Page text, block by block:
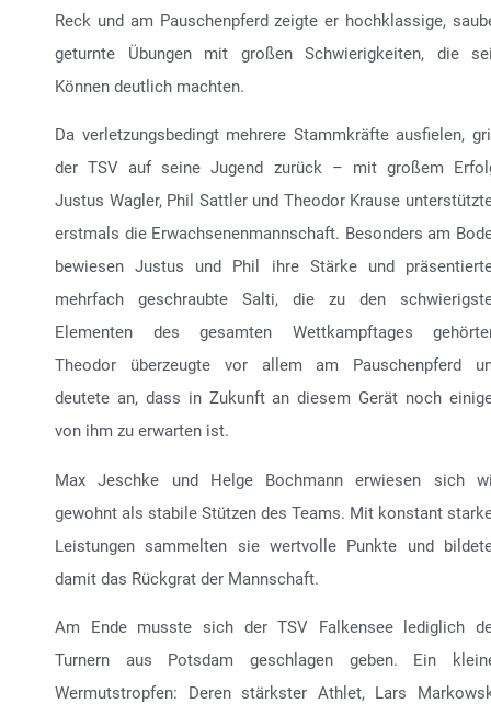
Reck und am Pauschenpferd zeigte er hochklassige,
geturnte Übungen mit großen Schwierigkeiten, die
Können deutlich machten.
Da verletzungsbedingt mehrere Stammkräfte ausfielen,
der TSV auf seine Jugend zurück – mit großem
Justus Wagler, Phil Sattler und Theodor Krause
erstmals die Erwachsenenmannschaft. Besonders am
bewiesen Justus und Phil ihre Stärke und
mehrfach geschraubte Salti, die zu den
Elementen des gesamten Wettkampftages
Theodor überzeugte vor allem am Pauschenpferd
deutete an, dass in Zukunft an diesem Gerät noch
von ihm zu erwarten ist.
Max Jeschke und Helge Bochmann erwiesen sich
gewohnt als stabile Stützen des Teams. Mit konstant
Leistungen sammelten sie wertvolle Punkte und
damit das Rückgrat der Mannschaft.
Am Ende musste sich der TSV Falkensee lediglich
Turnern aus Potsdam geschlagen geben. Ein
Wermutstropfen: Deren stärkster Athlet, Lars